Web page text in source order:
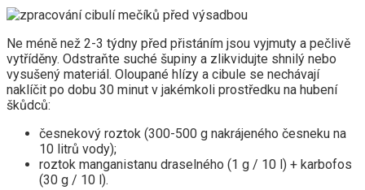
Ne méně než 2-3 týdny před přistáním jsou vyjmuty a pečlivě
vytříděny. Odstraňte suché šupiny a zlikvidujte shnilý nebo
vysušený materiál. Oloupané hlízy a cibule se nechávají
naklíčit po dobu 30 minut v jakémkoli prostředku na hubení
škůdců:
česnekový roztok (300-500 g nakrájeného česneku na
10 litrů vody);
roztok manganistanu draselného (1 g / 10 l) + karbofos
(30 g / 10 l).